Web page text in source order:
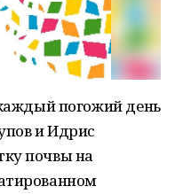
погожий день
и Идрис
почвы на